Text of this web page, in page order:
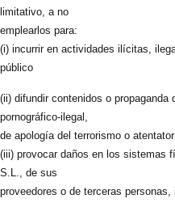
limitativo, a no
emplearlos para:
(i) incurrir en actividades ilícitas,
público
(ii) difundir contenidos o propaganda
pornográfico-ilegal,
de apología del terrorismo o
(iii) provocar daños en los sistemas
S.L., de sus
proveedores o de terceras